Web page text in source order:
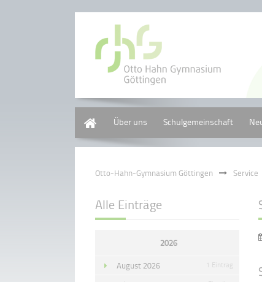
Über uns Schulgemeinschaft
Otto-Hahn-Gymnasium Göttingen Service
Alle Einträge
2026
August 2026 1 Eintrag